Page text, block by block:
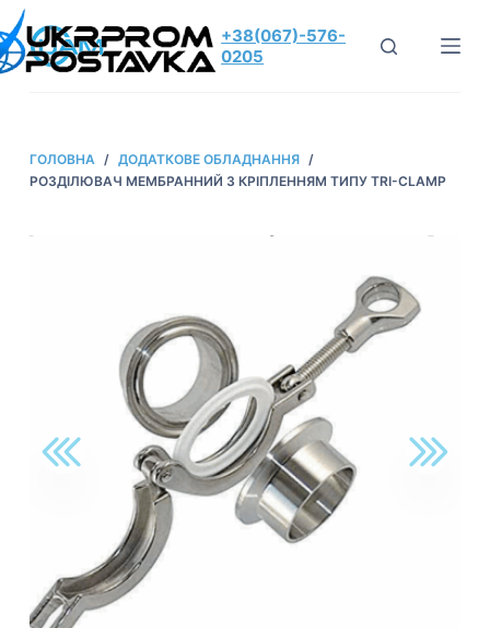
П
е
т
+38(067)-576-
0205
ГОЛОВНА / ДОДАТКОВЕ ОБЛАДНАННЯ /
РОЗДІЛЮВАЧ МЕМБРАННИЙ З КРІПЛЕННЯМ ТИПУ TRI-CLAMP